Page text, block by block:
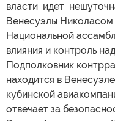
власти идет
Венесуэлы
Национальной
влияния и контроль
Подполковник
находится в
кубинской
отвечает за